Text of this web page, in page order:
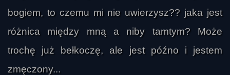
bogiem, to czemu mi nie uwierzysz?? jaka jest
różnica między mną a niby tamtym? Może
trochę już bełkoczę, ale jest późno i jestem
zmęczony...
anna